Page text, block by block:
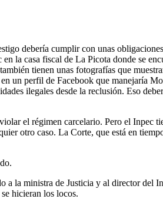
debería cumplir con unas
la casa fiscal de La Picota donde se
tienen unas fotografías que
un perfil de Facebook que manejaría
ilegales desde la reclusión. Eso
el régimen carcelario. Pero el Inpec
otro caso. La Corte, que está en
a la ministra de Justicia y al director del
hicieran los locos.